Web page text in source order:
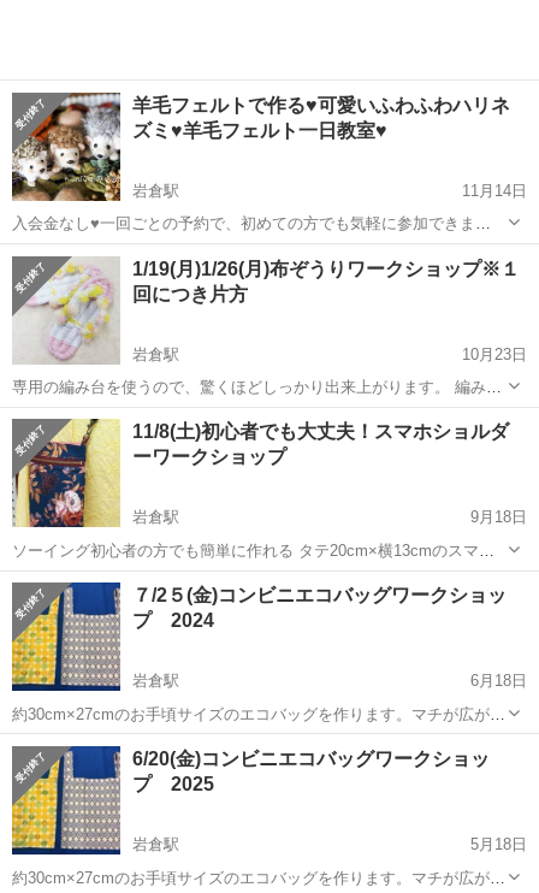
羊毛フェルトで作る♥可愛いふわふわハリネ
ズミ♥羊毛フェルト一日教室♥
岩倉駅
11月14日
入会金なし♥一回ごとの予約で、初めての方でも気軽に参加できま
す。 参加費 レッスン代：120分まで3850円・延長は60分1100円
キッズ親子レッスン代は、ペアで4950円 材料費：1匹分
11...
愛知 岩倉市 岩倉駅 ワークショップ 羊毛フェルト
1/19(月)1/26(月)布ぞうりワークショップ※１
回につき片方
岩倉駅
10月23日
専用の編み台を使うので、驚くほどしっかり出来上がります。 編み台
はお貸しします。編み台の作り方もご指導します。 1/19(月) 1/26(月)
13：00～16：00 １回で、片方できます。２回参加で一足完成...
愛知 岩倉市 岩倉駅 ワークショップ
11/8(土)初心者でも大丈夫！スマホショルダ
ーワークショップ
岩倉駅
9月18日
ソーイング初心者の方でも簡単に作れる タテ20cm×横13cmのスマホ
ショルダーを作ります。 ファスナーポケット付きです。早い方は1回
で完成予定です。 開催日 11/8(土) 開催時刻 13：00～16：00
...
愛知 岩倉市 岩倉駅 ワークショップ 時刻
７/2５(金)コンビニエコバッグワークショッ
プ 2024
岩倉駅
6月18日
約30cm×27cmのお手頃サイズのエコバッグを作ります。マチが広がる
ので、コンビニのお弁当など いろいろ入れられてとても便利です。 ミ
シン初心者の方でも、安心してご参加いただけます。 開催日 ７/2５
(金) 開...
愛知 岩倉市 岩倉駅 ワークショップ
6/20(金)コンビニエコバッグワークショッ
プ 2025
岩倉駅
5月18日
約30cm×27cmのお手頃サイズのエコバッグを作ります。マチが広がる